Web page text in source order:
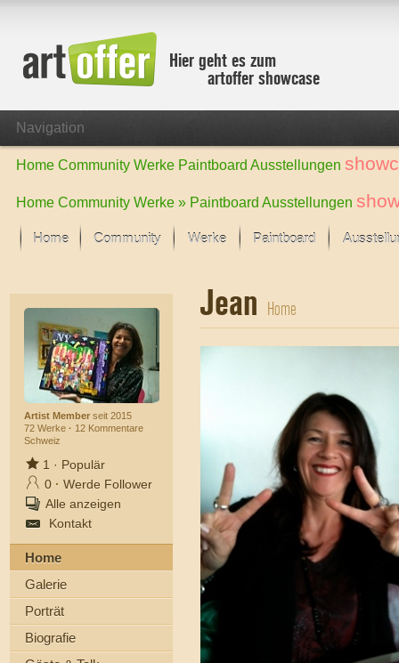
Hier geht es zum
artoffer showcase
Navigation
Home Community Werke Paintboard Ausstellungen
Home Community Werke » Paintboard Ausstellungen
Home Community Werke
Der letzte Monat im Fokus
Alle Fokus-Werke
Standard-Ansicht
Paintboard
Artist Memberseit 2015
72 Werke · 12 Kommentare
Schweiz
1 · Populär
0 · Werde Follower
Alle anzeigen
Kontakt
Home
Galerie
Porträt
Biografie
Jean Home